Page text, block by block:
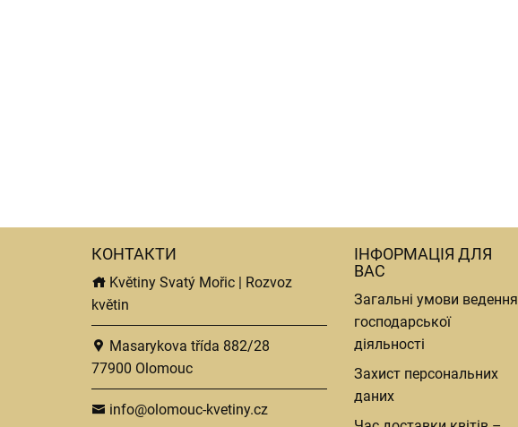
КОНТАКТИ
Květiny Svatý Mořic | Rozvoz
květin
Masarykova třída 882/28
77900 Olomouc
info@olomouc-kvetiny.cz
ІНФОРМАЦІЯ ДЛЯ
ВАС
Загальні умови ведення
господарської
діяльності
Захист персональних
даних